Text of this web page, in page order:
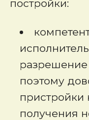
постройки:
разрешение
поэтому
пристройки
получения